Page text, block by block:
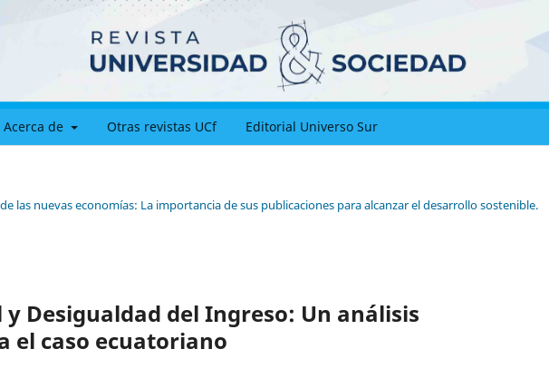
Acerca de Otras revistas UCf Editorial Universo Sur
las nuevas economías: La importancia de sus publicaciones para alcanzar el desarrollo sostenible.
y Desigualdad del Ingreso: Un análisis
el caso ecuatoriano